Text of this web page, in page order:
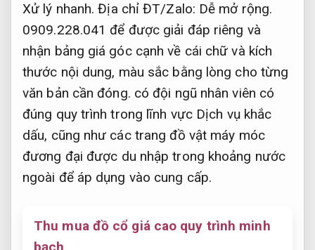
Xử lý nhanh. Địa chỉ ĐT/Zalo: Dễ mở rộng.
0909.228.041 để được giải đáp riêng và
nhận bảng giá góc cạnh về cái chữ và kích
thước nội dung, màu sắc bằng lòng cho từng
văn bản cần đóng. có đội ngũ nhân viên có
đúng quy trình trong lĩnh vực Dịch vụ khắc
dấu, cũng như các trang đồ vật máy móc
đương đại được du nhập trong khoảng nước
ngoài để áp dụng vào cung cấp.
Thu mua đồ cổ giá cao quy trình minh